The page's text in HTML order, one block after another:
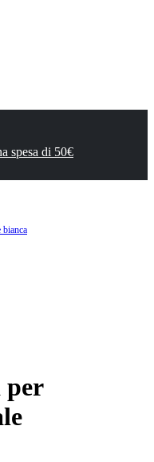
spesa di 50€
per